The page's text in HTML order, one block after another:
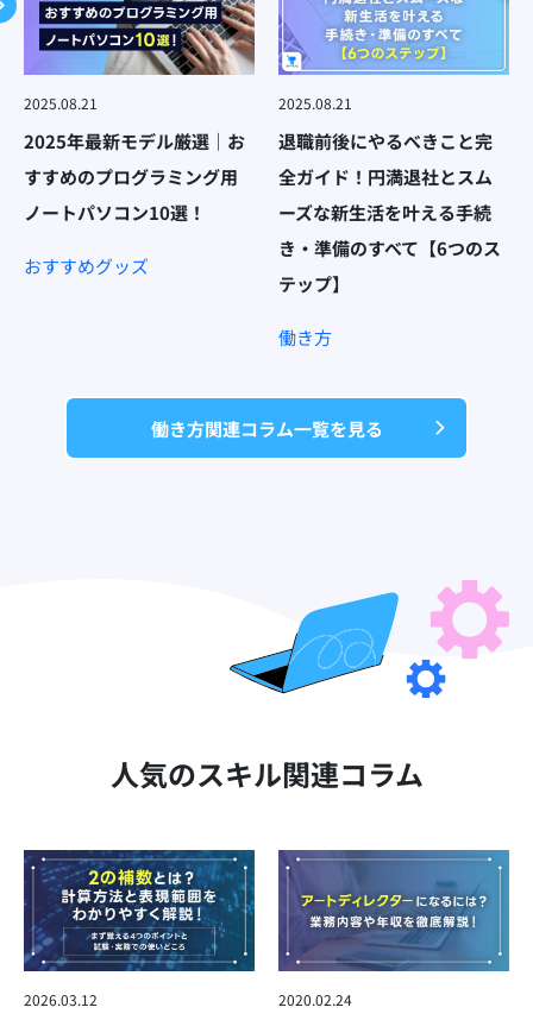
2025.08.21
2025年最新モデル厳選｜お
すすめのプログラミング用
ノートパソコン10選！
おすすめグッズ
2025.08.21
退職前後にやるべきこと完
全ガイド！円満退社とスム
ーズな新生活を叶える手続
き・準備のすべて【6つのス
テップ】
働き方
働き方関連コラム一覧を見る
人気のスキル関連コラム
2026.03.12 2020.02.24